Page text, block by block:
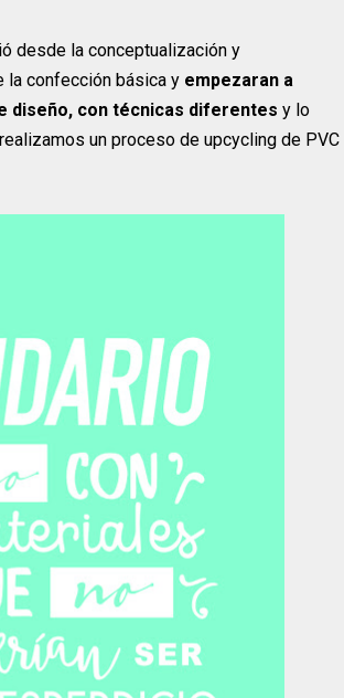
desde la conceptualización y
la confección básica y empezaran a
diseño, con técnicas diferentes y lo
un proceso de upcycling de PVC